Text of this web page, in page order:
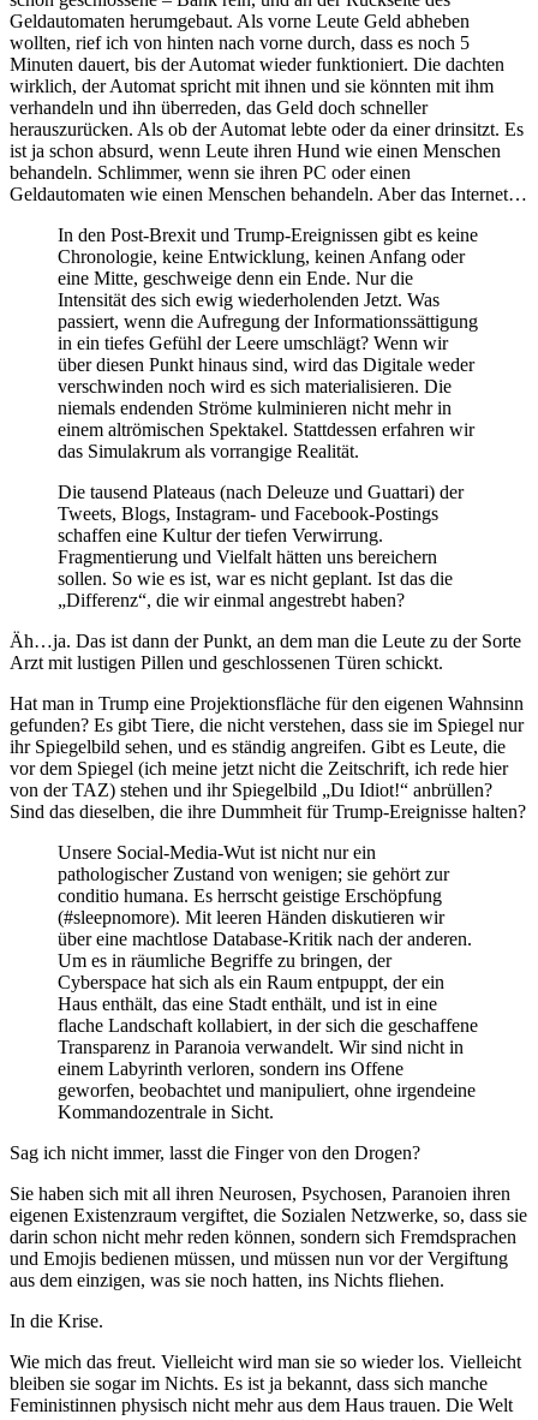
Geldautomaten herumgebaut. Als vorne Leute Geld abheben
wollten, rief ich von hinten nach vorne durch, dass es noch 5
Minuten dauert, bis der Automat wieder funktioniert. Die dachten
wirklich, der Automat spricht mit ihnen und sie könnten mit ihm
verhandeln und ihn überreden, das Geld doch schneller
herauszurücken. Als ob der Automat lebte oder da einer drinsitzt. Es
ist ja schon absurd, wenn Leute ihren Hund wie einen Menschen
behandeln. Schlimmer, wenn sie ihren PC oder einen
Geldautomaten wie einen Menschen behandeln. Aber das Internet…
In den Post-Brexit und Trump-Ereignissen gibt es keine
Chronologie, keine Entwicklung, keinen Anfang oder
eine Mitte, geschweige denn ein Ende. Nur die
Intensität des sich ewig wiederholenden Jetzt. Was
passiert, wenn die Aufregung der Informationssättigung
in ein tiefes Gefühl der Leere umschlägt? Wenn wir
über diesen Punkt hinaus sind, wird das Digitale weder
verschwinden noch wird es sich materialisieren. Die
niemals endenden Ströme kulminieren nicht mehr in
einem altrömischen Spektakel. Stattdessen erfahren wir
das Simulakrum als vorrangige Realität.
Die tausend Plateaus (nach Deleuze und Guattari) der
Tweets, Blogs, Instagram- und Facebook-Postings
schaffen eine Kultur der tiefen Verwirrung.
Fragmentierung und Vielfalt hätten uns bereichern
sollen. So wie es ist, war es nicht geplant. Ist das die
„Differenz“, die wir einmal angestrebt haben?
Äh…ja. Das ist dann der Punkt, an dem man die Leute zu der Sorte
Arzt mit lustigen Pillen und geschlossenen Türen schickt.
Hat man in Trump eine Projektionsfläche für den eigenen Wahnsinn
gefunden? Es gibt Tiere, die nicht verstehen, dass sie im Spiegel nur
ihr Spiegelbild sehen, und es ständig angreifen. Gibt es Leute, die
vor dem Spiegel (ich meine jetzt nicht die Zeitschrift, ich rede hier
von der TAZ) stehen und ihr Spiegelbild „Du Idiot!“ anbrüllen?
Sind das dieselben, die ihre Dummheit für Trump-Ereignisse halten?
Unsere Social-Media-Wut ist nicht nur ein
pathologischer Zustand von wenigen; sie gehört zur
conditio humana. Es herrscht geistige Erschöpfung
(#sleepnomore). Mit leeren Händen diskutieren wir
über eine machtlose Database-Kritik nach der anderen.
Um es in räumliche Begriffe zu bringen, der
Cyberspace hat sich als ein Raum entpuppt, der ein
Haus enthält, das eine Stadt enthält, und ist in eine
flache Landschaft kollabiert, in der sich die geschaffene
Transparenz in Paranoia verwandelt. Wir sind nicht in
einem Labyrinth verloren, sondern ins Offene
geworfen, beobachtet und manipuliert, ohne irgendeine
Kommandozentrale in Sicht.
Sag ich nicht immer, lasst die Finger von den Drogen?
Sie haben sich mit all ihren Neurosen, Psychosen, Paranoien ihren
eigenen Existenzraum vergiftet, die Sozialen Netzwerke, so, dass sie
darin schon nicht mehr reden können, sondern sich Fremdsprachen
und Emojis bedienen müssen, und müssen nun vor der Vergiftung
aus dem einzigen, was sie noch hatten, ins Nichts fliehen.
In die Krise.
Wie mich das freut. Vielleicht wird man sie so wieder los. Vielleicht
bleiben sie sogar im Nichts. Es ist ja bekannt, dass sich manche
Feministinnen physisch nicht mehr aus dem Haus trauen. Die Welt